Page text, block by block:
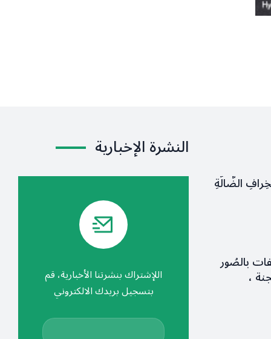
الضَّالَّةِ
بالصُور
،
النشرة الإخبارية
اللإشتراك بنشرتنا الأخبارية، قم
بتسجيل بريدك الالكتروني